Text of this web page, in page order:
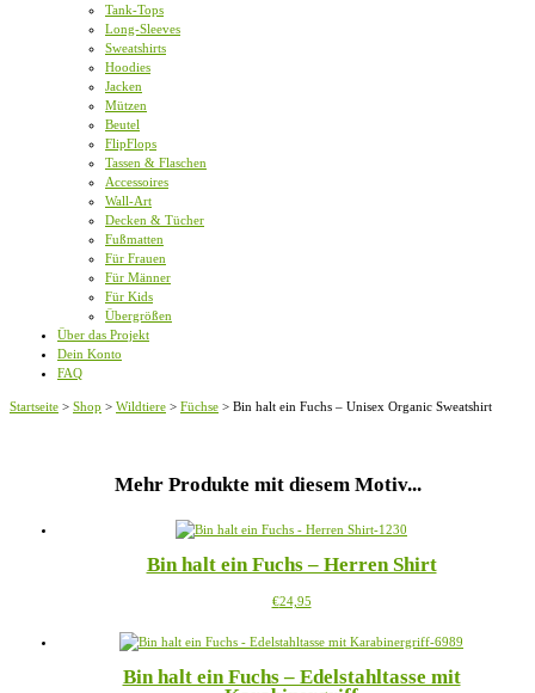
Tank-Tops
Long-Sleeves
Sweatshirts
Hoodies
Jacken
Mützen
Beutel
FlipFlops
Tassen & Flaschen
Accessoires
Wall-Art
Decken & Tücher
Fußmatten
Für Frauen
Für Männer
Für Kids
Übergrößen
Über das Projekt
Dein Konto
FAQ
Startseite > Shop > Wildtiere > Füchse > Bin halt ein Fuchs – Unisex Organic Sweatshirt
Mehr Produkte mit diesem Motiv...
Bin halt ein Fuchs – Herren Shirt
€24,95Dieses
weist
Varianten
Bin halt ein Fuchs – Edelstahltasse mit